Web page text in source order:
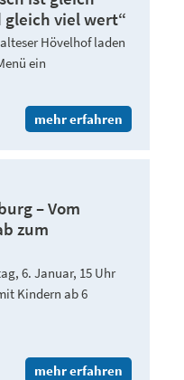
viel wert“
Hövelhof laden
ein
mehr erfahren
– Vom
zum
6. Januar, 15 Uhr
Kindern ab 6
mehr erfahren